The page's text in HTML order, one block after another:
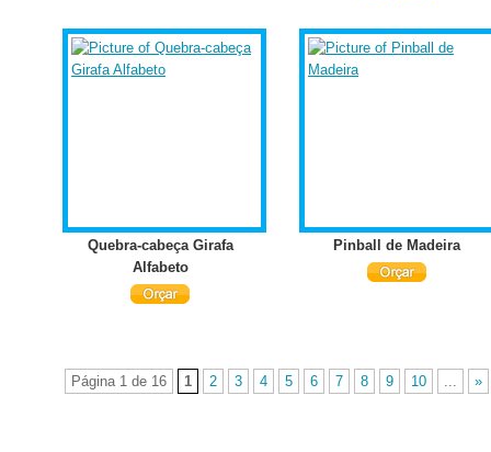
Quebra-cabeça Girafa
Alfabeto
Pinball de Madeira
Página 1 de 16 1 2 3 4 5 6 7 8 9 10 ... »